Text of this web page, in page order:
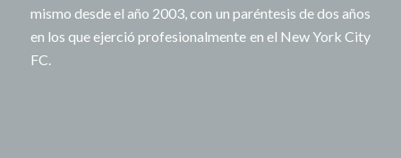
mismo desde el año 2003, con un paréntesis de dos años
en los que ejerció profesionalmente en el New York City
FC.